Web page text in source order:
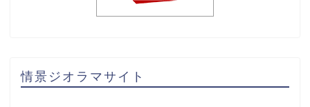
情景ジオラマサイト